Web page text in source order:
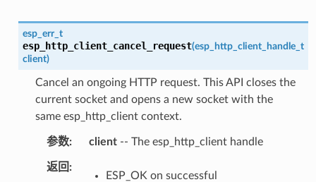
esp_err_t
esp_http_client_cancel_request(esp_http_client_handle_t
client)
Cancel an ongoing HTTP request. This API closes the
current socket and opens a new socket with the
same esp_http_client context.
参数 client-- The esp_http_client handle
返回
ESP_OK on successful